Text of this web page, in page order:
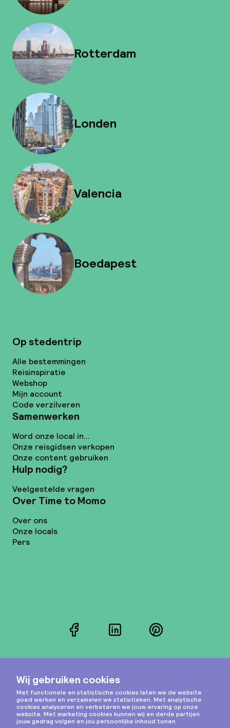
Rotterdam
Londen
Valencia
Boedapest
Op stedentrip
Alle bestemmingen
Reisinspiratie
Webshop
Mijn account
Code verzilveren
Samenwerken
Word onze local in...
Onze reisgidsen verkopen
Onze content gebruiken
Hulp nodig?
Veelgestelde vragen
Over Time to Momo
Over ons
Onze locals
Pers
FacebookLinkedInPinterest
Instagram